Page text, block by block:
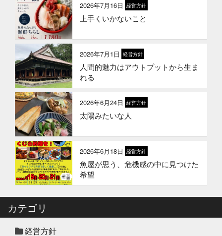
2026年3月10日 お知らせ
2026年1月21日 お知らせ
冬のギフトはかぎやオンラインスト
2026年1月1日 お知らせ
2025年12月12日 セール終了
冬の鍋おすすめ4選”予約販売スター
2025年12月10日 休業のお知らせ
2026年7月16日 経営方針
上手くいかないこと
2026年7月1日 経営方針
人間的魅力はアウトプットから生ま
れる
2026年6月24日 経営方針
太陽みたいな人
2026年6月18日 経営方針
魚屋が思う、危機感の中に見つけた
希望
カテゴリ
経営方針